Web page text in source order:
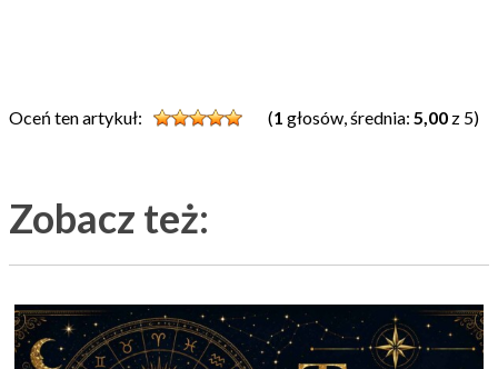
Oceń ten artykuł: (1 głosów, średnia: 5,00 z 5)
Zobacz też: